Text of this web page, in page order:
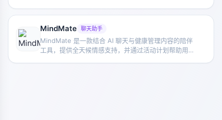
MindMate 聊天助手
MindMate 是一款结合 AI 聊天与健康管理内容的陪伴
工具，提供全天候情感支持，并通过活动计划帮助用户